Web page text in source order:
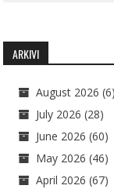
ARKIVI
August 2026 (6)
July 2026 (28)
June 2026 (60)
May 2026 (46)
April 2026 (67)